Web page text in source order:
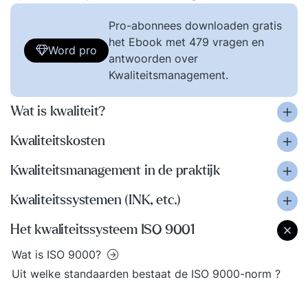
Word pro
Pro-abonnees downloaden gratis
het Ebook met 479 vragen en
antwoorden over
Kwaliteitsmanagement.
Wat is kwaliteit?
Kwaliteitskosten
Kwaliteitsmanagement in de praktijk
Kwaliteitssystemen (INK, etc.)
Het kwaliteitssysteem ISO 9001
Wat is ISO 9000?
Uit welke standaarden bestaat de ISO 9000-norm ?